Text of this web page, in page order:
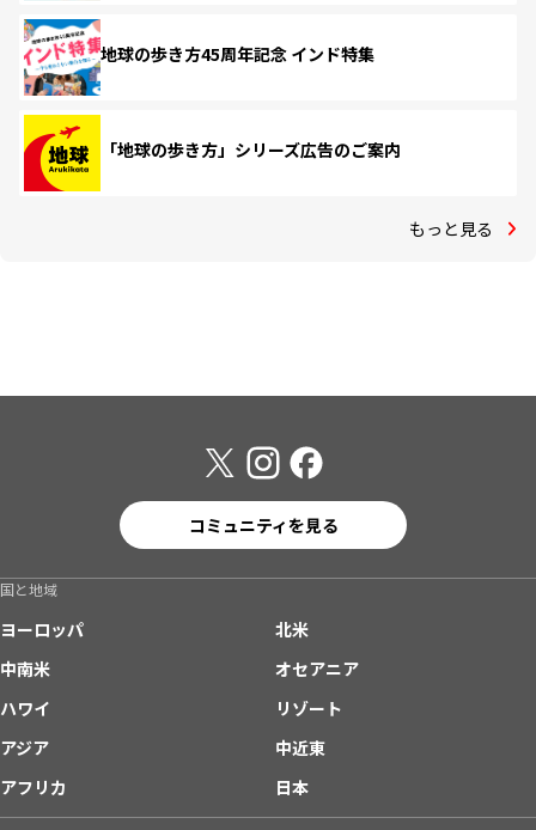
地球の歩き方45周年記念 インド特集
「地球の歩き方」シリーズ広告のご案内
もっと見る
コミュニティを見る
国と地域
ヨーロッパ
北米
中南米
オセアニア
ハワイ
リゾート
アジア
中近東
アフリカ
日本